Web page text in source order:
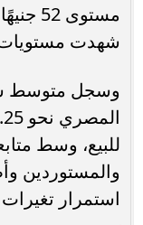
شهدت مستويات
وسجل متوسط
للبيع، وسط
والمستوردين
استمرار